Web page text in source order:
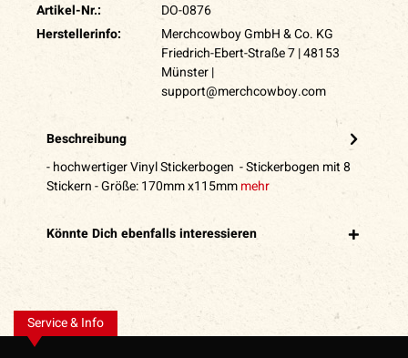
Artikel-Nr.:
DO-0876
Herstellerinfo:
Merchcowboy GmbH & Co. KG
Friedrich-Ebert-Straße 7 | 48153
Münster |
support@merchcowboy.com
Beschreibung
- hochwertiger Vinyl Stickerbogen - Stickerbogen mit 8
Stickern - Größe: 170mm x115mmmehr
Könnte Dich ebenfalls interessieren
Service & Info